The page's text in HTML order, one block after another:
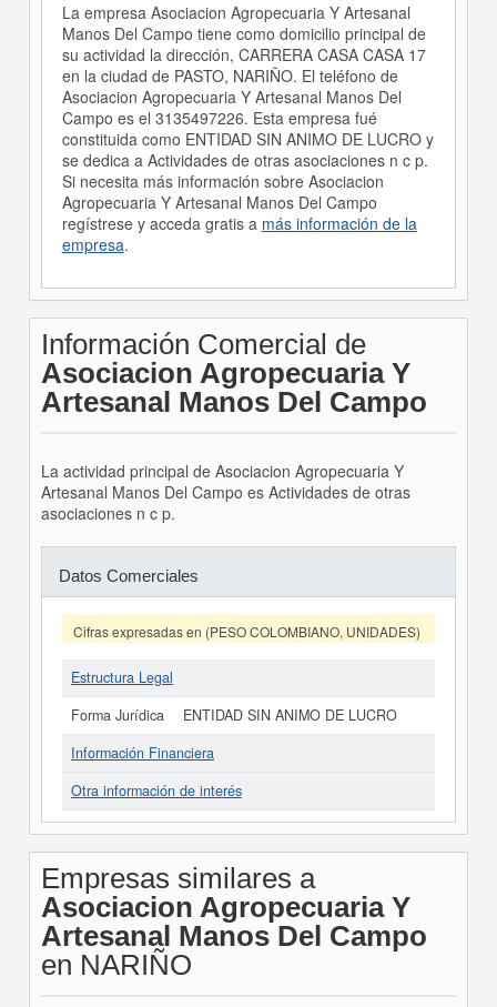
La empresa Asociacion Agropecuaria Y Artesanal
Manos Del Campo tiene como domicilio principal de
su actividad la dirección, CARRERA CASA CASA 17
en la ciudad de PASTO, NARIÑO. El teléfono de
Asociacion Agropecuaria Y Artesanal Manos Del
Campo es el 3135497226. Esta empresa fué
constituida como ENTIDAD SIN ANIMO DE LUCRO y
se dedica a Actividades de otras asociaciones n c p.
Si necesita más información sobre Asociacion
Agropecuaria Y Artesanal Manos Del Campo
regístrese y acceda gratis a más información de la
empresa.
Información Comercial de
Asociacion Agropecuaria Y
Artesanal Manos Del Campo
La actividad principal de Asociacion Agropecuaria Y
Artesanal Manos Del Campo es Actividades de otras
asociaciones n c p.
Datos Comerciales
Cifras expresadas en (PESO COLOMBIANO, UNIDADES)
Estructura Legal
Forma Jurídica
ENTIDAD SIN ANIMO DE LUCRO
Información Financiera
Otra información de interés
Empresas similares a
Asociacion Agropecuaria Y
Artesanal Manos Del Campo
en NARIÑO